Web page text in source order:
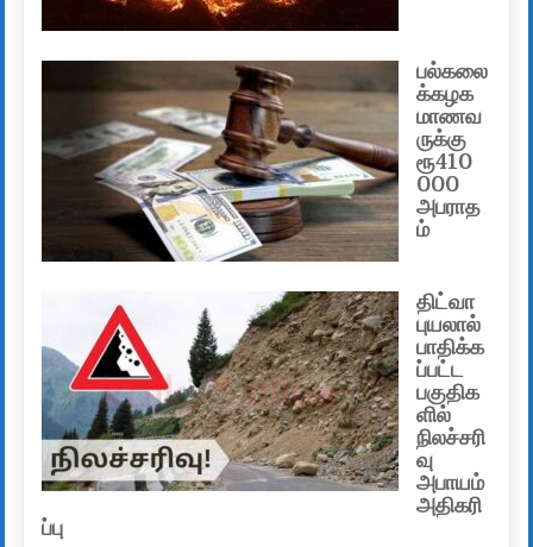
பல்கலை
க்கழக
மாணவ
ருக்கு
ரூ410
000
அபராத
ம்
திட்வா
புயலால்
பாதிக்க
ப்பட்ட
பகுதிக
ளில்
நிலச்சரி
வு
அபாயம்
அதிகரி
ப்பு